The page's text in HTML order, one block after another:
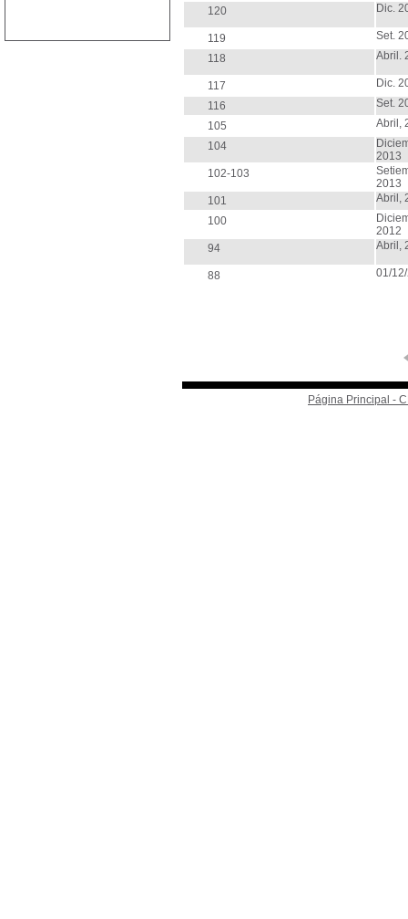
120
Dic.
119
Set.
118
Abril.
117
Dic.
116
Set.
105
Abril,
104
2013
102-103
2013
101
Abril,
100
2012
94
Abril,
88 01/
Página Principal -